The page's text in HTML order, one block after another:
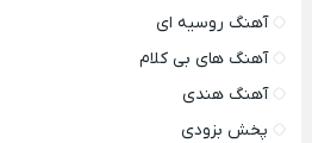
آهنگ روسیه ای
آهنگ های بی کلام
آهنگ هندی
پخش بزودی